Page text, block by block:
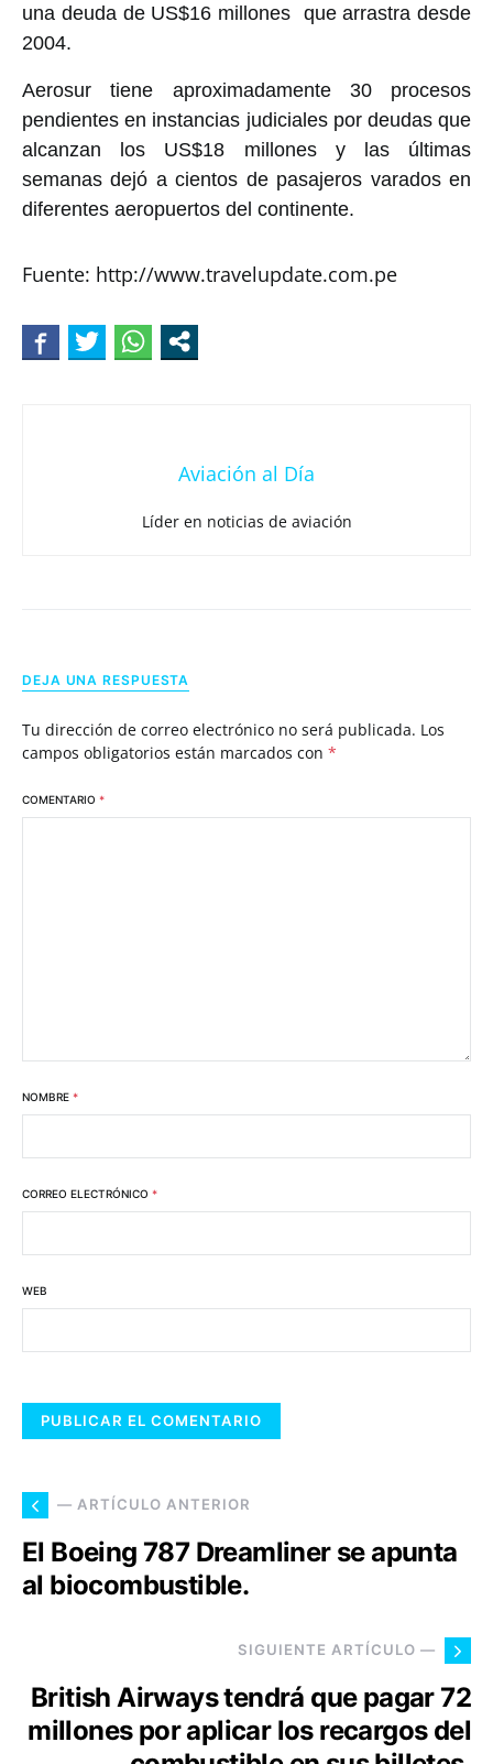
una deuda de US$16 millones que arrastra desde
2004.
Aerosur tiene aproximadamente 30 procesos
pendientes en instancias judiciales por deudas que
alcanzan los US$18 millones y las últimas
semanas dejó a cientos de pasajeros varados en
diferentes aeropuertos del continente.
Fuente: http://www.travelupdate.com.pe
Aviación al Día
Líder en noticias de aviación
DEJA UNA RESPUESTA
Tu dirección de correo electrónico no será publicada. Los
campos obligatorios están marcados con *
COMENTARIO *
NOMBRE *
CORREO ELECTRÓNICO *
WEB
— ARTÍCULO ANTERIOR
El Boeing 787 Dreamliner se apunta
al biocombustible.
SIGUIENTE ARTÍCULO —
British Airways tendrá que pagar 72
millones por aplicar los recargos del